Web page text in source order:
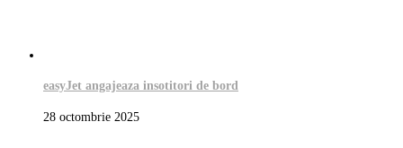
easyJet angajeaza insotitori de bord
28 octombrie 2025